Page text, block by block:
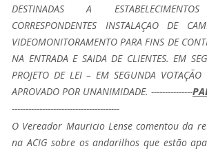
DESTINADAS A
CORRESPONDENTES INSTALAÇAO DE
VIDEOMONITORAMENTO PARA FINS DE
NA ENTRADA E SAIDA DE CLIENTES. EM
PROJETO DE LEI – EM SEGUNDA
APROVADO POR UNANIMIDADE. ---------------
---------------------------------------
O Vereador Mauricio Lense comentou da
na ACIG sobre os andarilhos que estão